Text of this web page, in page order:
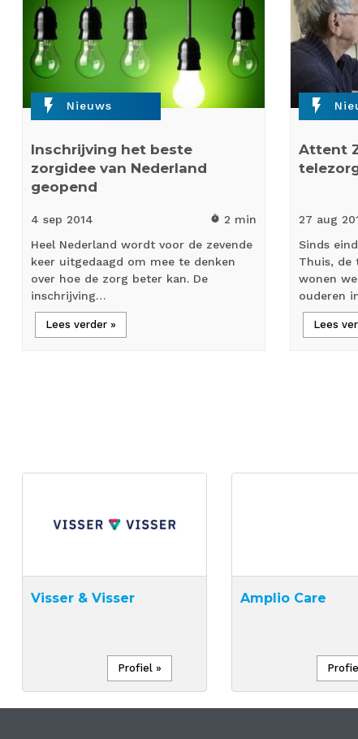
flash_on Nieuws
Inschrijving het beste
zorgidee van Nederland
geopend
4 sep 2014 timer 2 min
Heel Nederland wordt voor de zevende
keer uitgedaagd om mee te denken
over hoe de zorg beter kan. De
inschrijving…
Lees verder »
flash_on
Attent
27 aug
Sinds
Thuis, de
wonen
ouderen
Lees
Visser & Visser
Profiel »
Amplio Care